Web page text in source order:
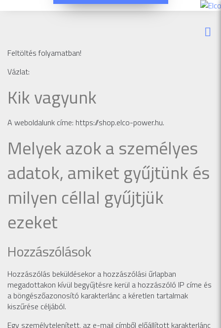
Feltöltés folyamatban!
Vázlat:
Kik vagyunk
A weboldalunk címe: https://shop.elco-power.hu.
Melyek azok a személyes
adatok, amiket gyűjtünk és
milyen céllal gyűjtjük
ezeket
Hozzászólások
Hozzászólás beküldésekor a hozzászólási űrlapban
megadottakon kívül begyűjtésre kerül a hozzászóló IP címe és
a böngészőazonosító karakterlánc a kéretlen tartalmak
kiszűrése céljából.
Egy személytelenített, az e-mail címből előállított karakterlánc